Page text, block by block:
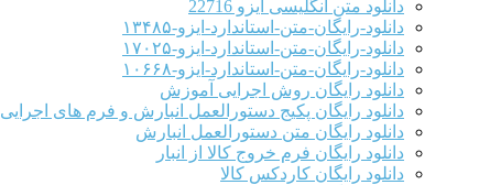
دانلود متن انگلیسی ایزو 22716
دانلود-رایگان-متن-استاندارد-ایزو-۱۳۴۸۵
دانلود-رایگان-متن-استاندارد-ایزو-۱۷۰۲۵
دانلود-رایگان-متن-استاندارد-ایزو-۱۰۶۶۸
دانلود رایگان روش اجرایی آموزش
دانلود رایگان پکیج دستورالعمل انبارش و فرم های اجرایی
دانلود رایگان متن دستورالعمل انبارش
دانلود رایگان فرم خروج کالا از انبار
دانلود رایگان کاردکس کالا